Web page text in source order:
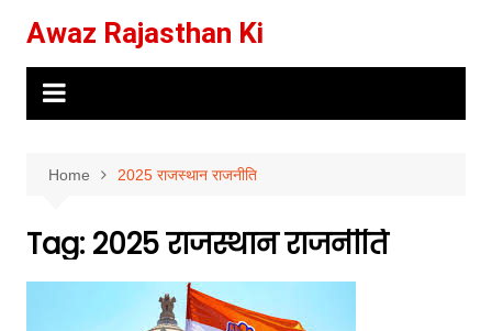
content
Awaz Rajasthan Ki
Home 2025 राजस्थान राजनीति
Tag: 2025 राजस्थान राजनीति